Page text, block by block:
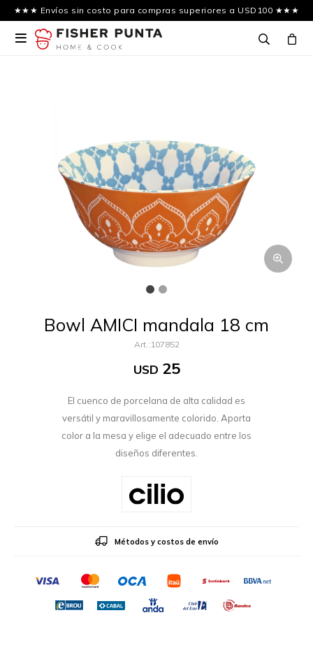
★★★ Envíos sin costo para compras superiores a USD100 ★★★

Bowl AMICI mandala 18 cm
107852
USD 25
El cuenco de porcelana de alta calidad es
versátil y maravillosamente colorido. Aporta
color a la mesa y elige el adecuado entre los
diseños diferentes.
Métodos y costos de envío